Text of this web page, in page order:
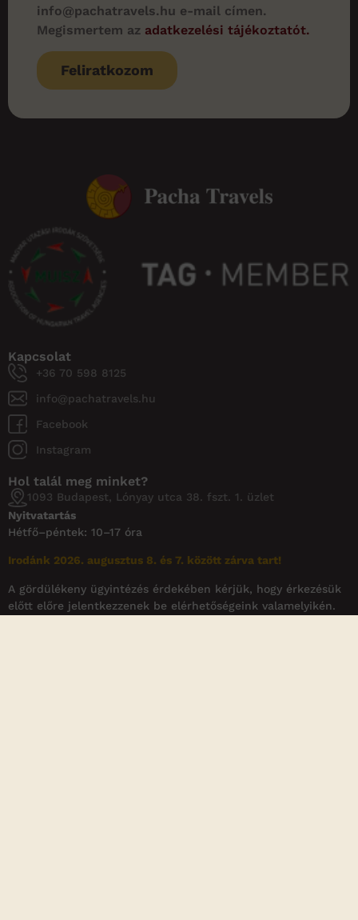
info@pachatravels.hu e-mail címen.
Megismertem az adatkezelési tájékoztatót.
Feliratkozom
Kapcsolat
+36 70 598 8125
info@pachatravels.hu
Facebook
Instagram
Hol talál meg minket?
1093 Budapest, Lónyay utca 38. fszt. 1. üzlet
Nyitvatartás
Hétfő–péntek: 10–17 óra
Irodánk 2026. augusztus 8. és 7. között zárva tart!
A gördülékeny ügyintézés érdekében kérjük, hogy érkezésük
előtt előre jelentkezzenek be elérhetőségeink valamelyikén.